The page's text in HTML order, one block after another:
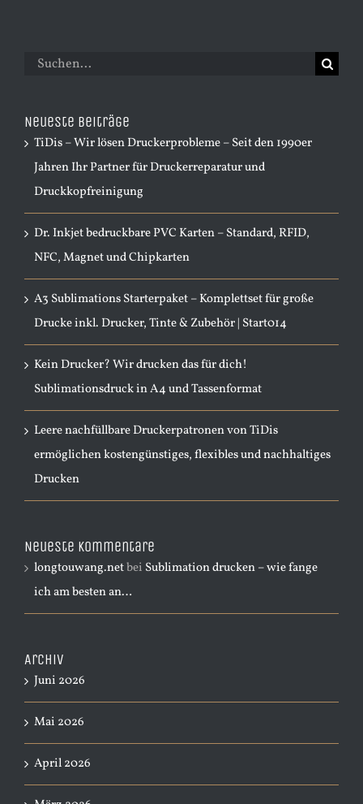
Suche
Neueste Beiträge
TiDis – Wir lösen Druckerprobleme – Seit den 1990er
Jahren Ihr Partner für Druckerreparatur und
Druckkopfreinigung
Dr. Inkjet bedruckbare PVC Karten – Standard, RFID,
NFC, Magnet und Chipkarten
A3 Sublimations Starterpaket – Komplettset für große
Drucke inkl. Drucker, Tinte & Zubehör | Start014
Kein Drucker? Wir drucken das für dich!
Sublimationsdruck in A4 und Tassenformat
Leere nachfüllbare Druckerpatronen von TiDis
ermöglichen kostengünstiges, flexibles und nachhaltiges
Drucken
Neueste Kommentare
longtouwang.netbei Sublimation drucken – wie fange
ich am besten an…
Archiv
Juni 2026
Mai 2026
April 2026